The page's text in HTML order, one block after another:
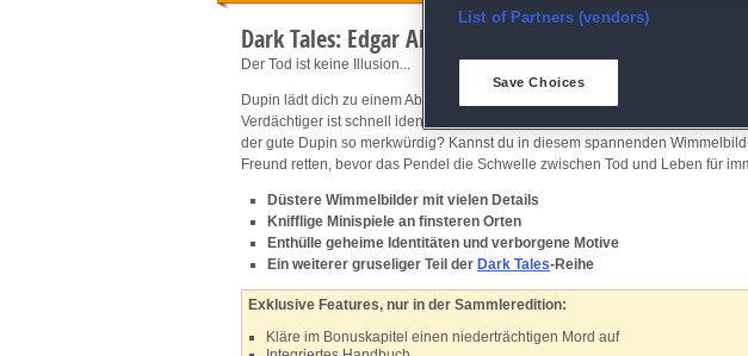
Dark Tales: Edgar Allan Poes Die Grube und das
Der Tod ist keine Illusion...
Dupin lädt dich zu einem Abend der Illusionen im Pendelhaus ein. Noch
Verdächtiger ist schnell identifiziert, doch im Pendelhaus gehen noch weitaus
der gute Dupin so merkwürdig? Kannst du in diesem spannenden
Freund retten, bevor das Pendel die Schwelle zwischen Tod und Leben für
Düstere Wimmelbilder mit vielen Details
Knifflige Minispiele an finsteren Orten
Enthülle geheime Identitäten und verborgene Motive
Ein weiterer gruseliger Teil der Dark Tales-Reihe
Exklusive Features, nur in der Sammleredition:
Kläre im Bonuskapitel einen niederträchtigen Mord auf
Ensure security, prevent and
Match and combine data from
Identify devices based on
Save and communicate
List of Partners (vendors)
Save Choices